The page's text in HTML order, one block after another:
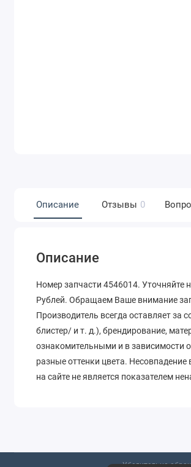
Описание Отзывы 0
Описание
Номер запчасти 4546014. Уточняйте
Рублей. Обращаем Ваше внимание
Производитель всегда оставляет за
блистер/ и т. д.), брендирование,
ознакомительными и в зависимости
разные оттенки цвета.
на сайте не является показателем